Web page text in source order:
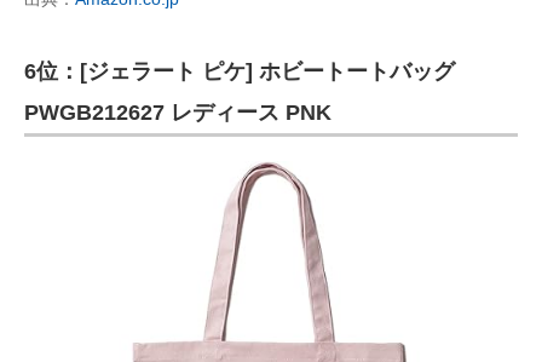
6位：[ジェラート ピケ] ホビートートバッグ
PWGB212627 レディース PNK